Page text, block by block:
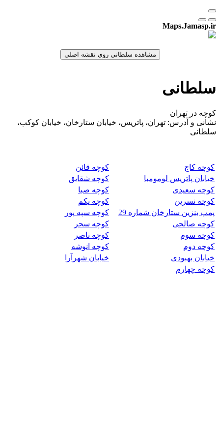
Maps.Jamasp.ir
سلطانی
کوچه در تهران
نشانی و آدرس: تهران، پاتریس، خیابان ستارخان، خیابان کوکب،
سلطانی
کوچه کاج
کوچه قائن
خیابان پاتریس لومومبا
کوچه شقایق
کوچه سعیدی
کوچه صبا
کوچه نسرین
کوچه یکم
پمپ بنزین ستارخان شماره 29
کوچه سپه پور
کوچه صالحی
کوچه سحر
کوچه سوم
کوچه ناصر
کوچه دوم
کوچه انوشه
خیابان بهبودی
خیابان شهرآرا
کوچه چهارم